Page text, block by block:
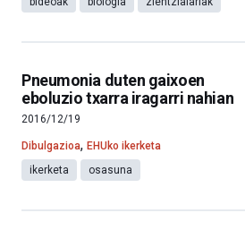
Pneumonia duten gaixoen
eboluzio txarra iragarri nahian
2016/12/19
Dibulgazioa, EHUko ikerketa
ikerketa
osasuna